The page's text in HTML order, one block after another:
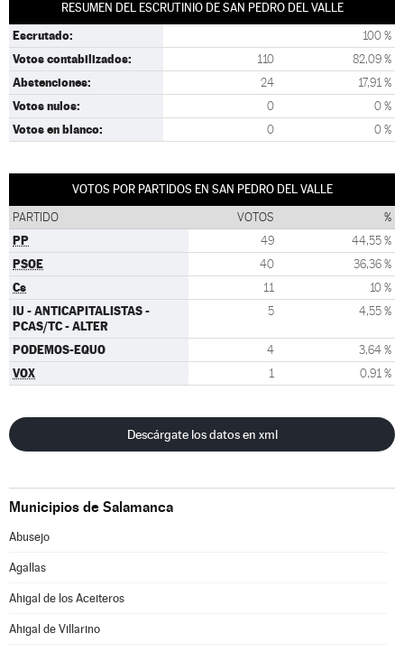
RESUMEN DEL ESCRUTINIO DE SAN PEDRO DEL VALLE
Escrutado: 100 %
Votos contabilizados: 110 82,09 %
Abstenciones: 24 17,91 %
Votos nulos: 0 0 %
Votos en blanco: 0 0 %
VOTOS POR PARTIDOS EN SAN PEDRO DEL VALLE
PARTIDO VOTOS %
PP 49 44,55 %
PSOE 40 36,36 %
Cs 11 10 %
IU - ANTICAPITALISTAS -
PCAS/TC - ALTER
5 4,55 %
PODEMOS-EQUO 4 3,64 %
VOX 1 0,91 %
Descárgate los datos en xml
Municipios de Salamanca
Abusejo
Agallas
Ahigal de los Aceiteros
Ahigal de Villarino